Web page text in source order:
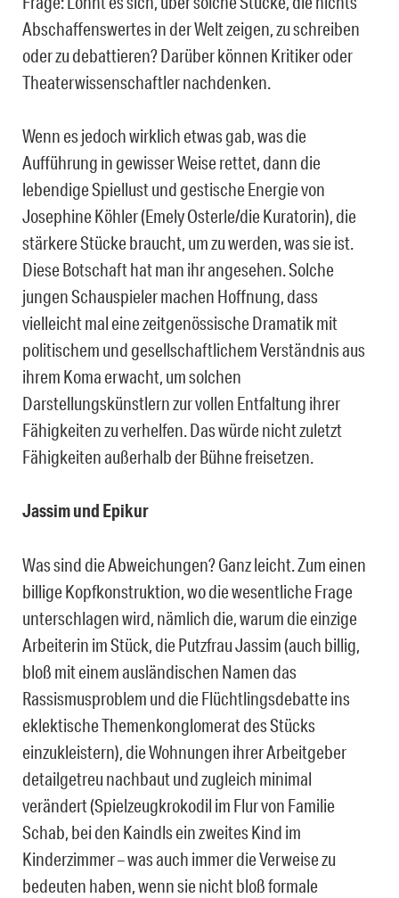
Abschaffenswertes in der Welt zeigen, zu schreiben
oder zu debattieren? Darüber können Kritiker oder
Theaterwissenschaftler nachdenken.
Wenn es jedoch wirklich etwas gab, was die
Aufführung in gewisser Weise rettet, dann die
lebendige Spiellust und gestische Energie von
Josephine Köhler (Emely Osterle/die Kuratorin), die
stärkere Stücke braucht, um zu werden, was sie ist.
Diese Botschaft hat man ihr angesehen. Solche
jungen Schauspieler machen Hoffnung, dass
vielleicht mal eine zeitgenössische Dramatik mit
politischem und gesellschaftlichem Verständnis aus
ihrem Koma erwacht, um solchen
Darstellungskünstlern zur vollen Entfaltung ihrer
Fähigkeiten zu verhelfen. Das würde nicht zuletzt
Fähigkeiten außerhalb der Bühne freisetzen.
Jassim und Epikur
Was sind die Abweichungen? Ganz leicht. Zum einen
billige Kopfkonstruktion, wo die wesentliche Frage
unterschlagen wird, nämlich die, warum die einzige
Arbeiterin im Stück, die Putzfrau Jassim (auch billig,
bloß mit einem ausländischen Namen das
Rassismusproblem und die Flüchtlingsdebatte ins
eklektische Themenkonglomerat des Stücks
einzukleistern), die Wohnungen ihrer Arbeitgeber
detailgetreu nachbaut und zugleich minimal
verändert (Spielzeugkrokodil im Flur von Familie
Schab, bei den Kaindls ein zweites Kind im
Kinderzimmer – was auch immer die Verweise zu
bedeuten haben, wenn sie nicht bloß formale